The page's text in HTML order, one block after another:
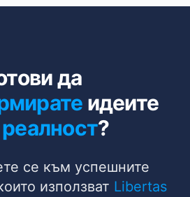
да
идеите
реалност?
се към успешните
използват Libertas